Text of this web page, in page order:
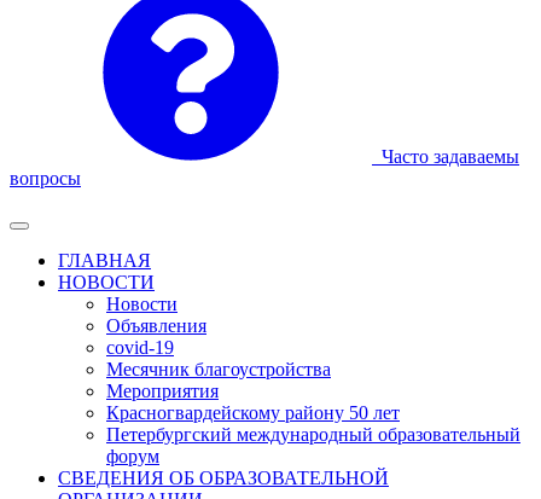
Часто задаваемы
вопросы
ГЛАВНАЯ
НОВОСТИ
Новости
Объявления
covid-19
Месячник благоустройства
Мероприятия
Красногвардейскому району 50 лет
Петербургский международный образовательный
форум
СВЕДЕНИЯ ОБ ОБРАЗОВАТЕЛЬНОЙ